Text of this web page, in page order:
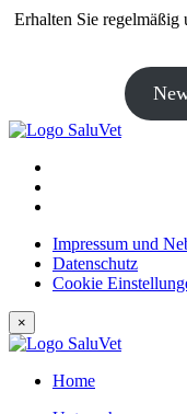
Erhalten Sie regelmäßig
Impressum und
Datenschutz
Cookie
×
Home